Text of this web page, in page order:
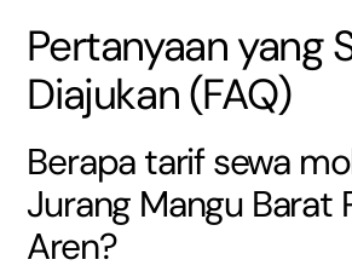
Pertanyaan yang
Diajukan (FAQ)
Berapa tarif sewa
Jurang Mangu Barat
Aren?